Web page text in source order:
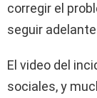
corregir el
seguir
El video del
sociales, y